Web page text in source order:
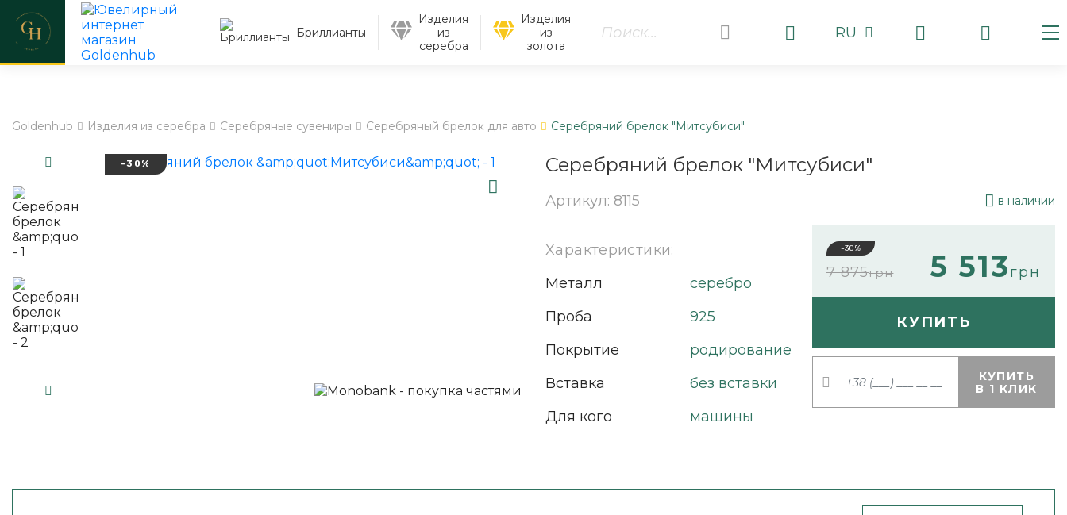
Бриллианты
Изделия
из
серебра
Изделия
из
золота
RU
Goldenhub Изделия из серебра Серебряные сувениры Серебряный брелок для авто Серебряний брелок "Митсубиси"
Серебряний брелок "Митсубиси"
-30%
Артикул: 8115 в наличии
Характеристики:
Металл
серебро
Проба
925
Покрытие
родирование
Вставка
без вставки
Для кого
машины
-30%
7 875грн 5 513грн
КУПИТЬ
КУПИТЬ
В 1 КЛИК